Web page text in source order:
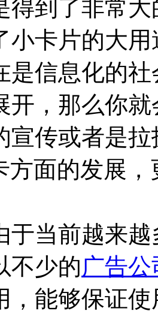
得到了非常
小卡片的大用
是信息化的
开，那么你
宣传或者是
方面的发展
于当前越来
不少的广告公
，能够保证